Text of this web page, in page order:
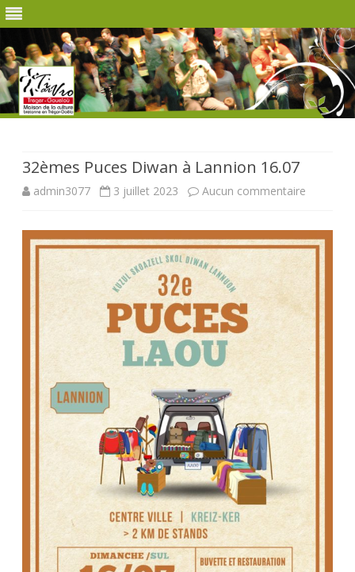
32èmes Puces Diwan à Lannion 16.07
admin3077 3 juillet 2023 Aucun commentaire
Puces
Lannion
16.07